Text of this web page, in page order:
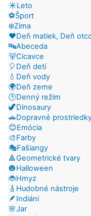
☀️Leto
⚽Šport
❄️Zima
❤️Deň matiek, Deň
🔤Abeceda
🐻Cicavce
🎈Deň detí
💧Deň vody
🌍Deň zeme
🕒Denný režim
🦖Dinosaury
🚗Dopravné
😊Emócia
🎨Farby
🎭Fašiangy
🔺Geometrické tvary
🎃Halloween
🐞Hmyz
🎸Hudobné nástroje
🪶Indiáni
🌸Jar